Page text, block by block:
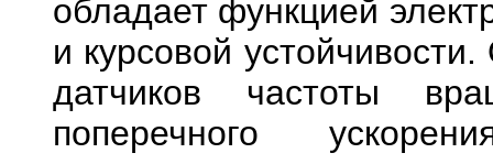
обладает функцией
и курсовой
датчиков частоты
поперечного